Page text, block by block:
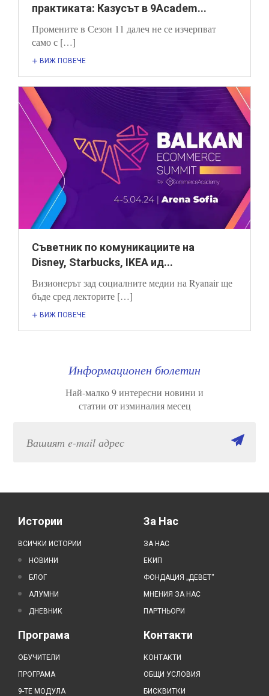
практиката: Казусът в 9Academ...
Промените в Сезон 11 далеч не се изчерпват
само с […]
ВИЖ ПОВЕЧЕ
Съветник по комуникациите на
Disney, Starbucks, IKEA ид...
Визионерът зад социалните медии на Ryanair ще
бъде сред лекторите […]
ВИЖ ПОВЕЧЕ
Информационен бюлетин
Най-малко 9 интересни новини и
статии от изминалия месец
Истории
ВСИЧКИ ИСТОРИИ
НОВИНИ
БЛОГ
АЛУМНИ
ДНЕВНИК
За Нас
ЗА НАС
ЕКИП
ФОНДАЦИЯ „ДЕВЕТ“
МНЕНИЯ ЗА НАС
ПАРТНЬОРИ
Програма
ОБУЧИТЕЛИ
ПРОГРАМА
9-ТЕ МОДУЛА
Контакти
КОНТАКТИ
ОБЩИ УСЛОВИЯ
БИСКВИТКИ